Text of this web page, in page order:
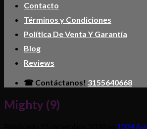
Contacto
Términos y Condiciones
Política De Venta Y Garantía
Blog
Reviews
☎ Contáctanos! 3155640668
Mighty (9)
1024